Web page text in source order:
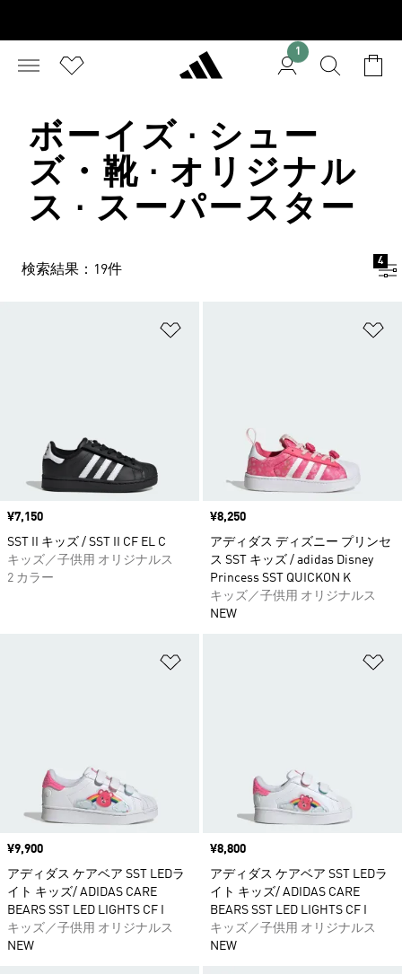
1
ボーイズ · シュー
ズ・靴 · オリジナル
ス · スーパースター
検索結果：19件
4
価格
¥7,150
SST II キッズ / SST II CF EL C
キッズ／子供用 オリジナルス
2 カラー
価格
¥8,250
アディダス ディズニー プリンセ
ス SST キッズ / adidas Disney
Princess SST QUICKON K
キッズ／子供用 オリジナルス
NEW
価格
¥9,900
アディダス ケアベア SST LEDラ
イト キッズ/ ADIDAS CARE
BEARS SST LED LIGHTS CF I
キッズ／子供用 オリジナルス
NEW
価格
¥8,800
アディダス ケアベア SST LEDラ
イト キッズ/ ADIDAS CARE
BEARS SST LED LIGHTS CF I
キッズ／子供用 オリジナルス
NEW